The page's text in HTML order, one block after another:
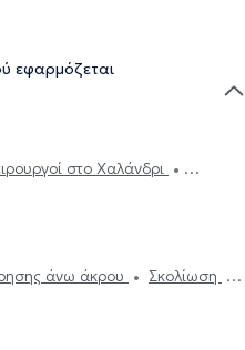
εφαρμόζεται
στο Χαλάνδρι
στην Παλλήνη
στον Γέρακα
στην Αθήνα
άνω άκρου
Σκολίωση